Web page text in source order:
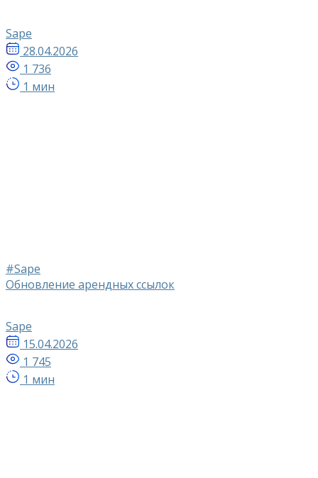
Sape
28.04.2026
1 736
1 мин
#Sape
Обновление арендных ссылок
Sape
15.04.2026
1 745
1 мин